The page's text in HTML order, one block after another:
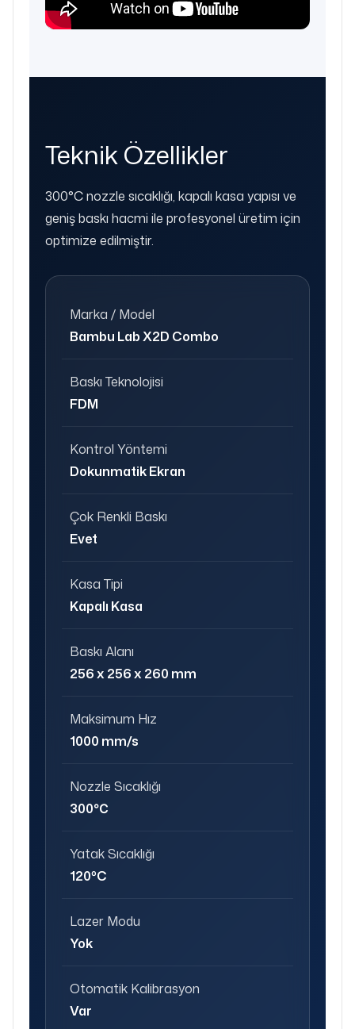
Teknik Özellikler
300°C nozzle sıcaklığı, kapalı kasa yapısı ve
geniş baskı hacmi ile profesyonel üretim için
optimize edilmiştir.
Marka / Model
Bambu Lab X2D Combo
Baskı Teknolojisi
FDM
Kontrol Yöntemi
Dokunmatik Ekran
Çok Renkli Baskı
Evet
Kasa Tipi
Kapalı Kasa
Baskı Alanı
256 x 256 x 260 mm
Maksimum Hız
1000 mm/s
Nozzle Sıcaklığı
300℃
Yatak Sıcaklığı
120ºC
Lazer Modu
Yok
Otomatik Kalibrasyon
Var